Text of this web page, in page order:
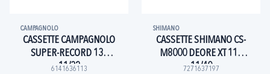
CAMPAGNOLO
CASSETTE CAMPAGNOLO
SUPER-RECORD 13V
11/32
6141636113
SHIMANO
CASSETTE SHIMANO CS-
M8000 DEORE XT 11V
11/40
7271637197